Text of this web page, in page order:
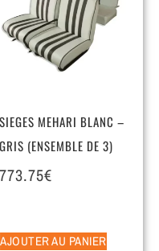
SIEGES MEHARI BLANC –
GRIS (ENSEMBLE DE 3)
773.75€
AJOUTER AU PANIER